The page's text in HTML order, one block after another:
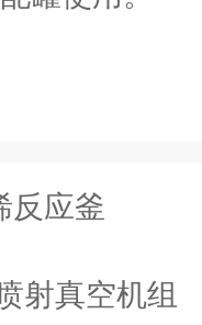
反应釜
射真空机组